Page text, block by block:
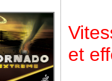
et